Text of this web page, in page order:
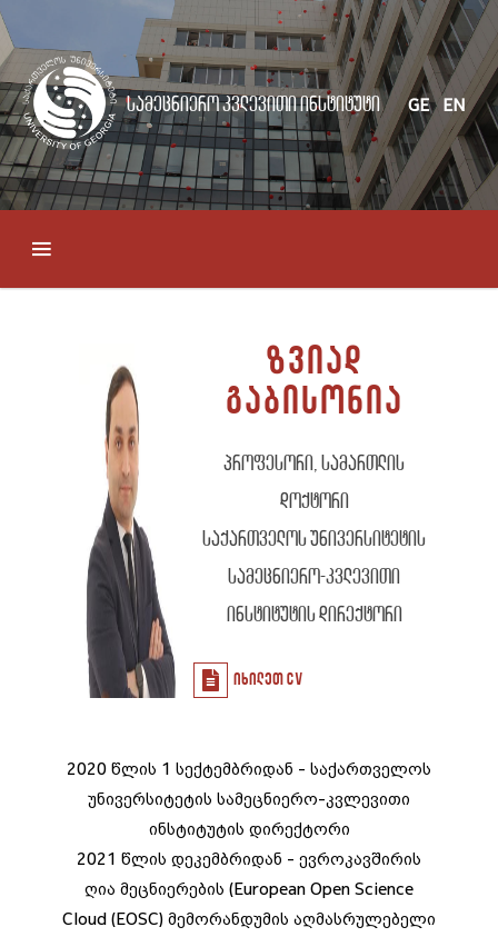
სამეცნიერო კვლევითი ინსტიტუტი GE EN
ზვიად
გაბისონია
პროფესორი, სამართლის
დოქტორი
საქართველოს უნივერსიტეტის
სამეცნიერო-კვლევითი
ინსტიტუტის დირექტორი
იხილეთ CV
2020 წლის 1 სექტემბრიდან - საქართველოს
უნივერსიტეტის სამეცნიერო-კვლევითი
ინსტიტუტის დირექტორი
2021 წლის დეკემბრიდან - ევროკავშირის
ღია მეცნიერების (European Open Science
Cloud (EOSC) მემორანდუმის აღმასრულებელი